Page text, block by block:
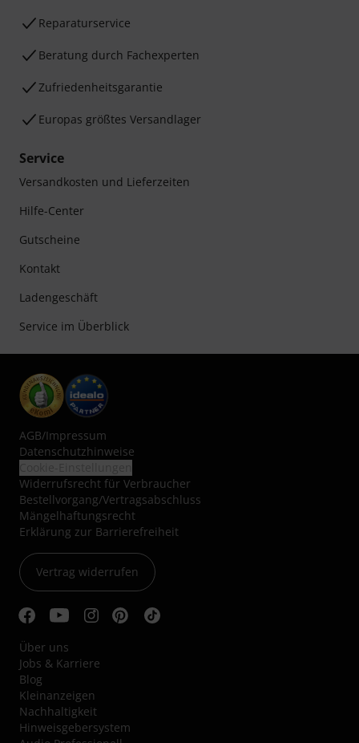
Reparaturservice
Beratung durch Fachexperten
Zufriedenheitsgarantie
Europas größtes Versandlager
Service
Versandkosten und Lieferzeiten
Hilfe-Center
Gutscheine
Kontakt
Ladengeschäft
Service im Überblick
AGB/Impressum
Datenschutzhinweise
Widerrufsrecht für Verbraucher
Bestellvorgang/Vertragsabschluss
Mängelhaftungsrecht
Erklärung zur Barrierefreiheit
Vertrag widerrufen
Über uns
Jobs & Karriere
Blog
Kleinanzeigen
Nachhaltigkeit
Hinweisgebersystem